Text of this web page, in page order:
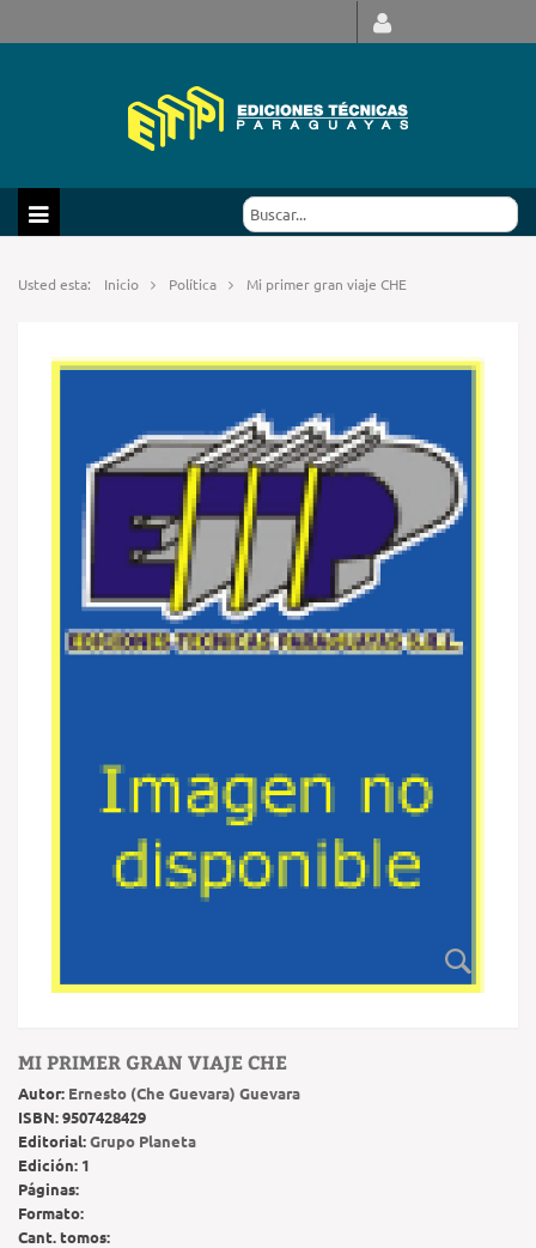
Usted esta: Inicio Política Mi primer gran viaje CHE
MI PRIMER GRAN VIAJE CHE
Autor: Ernesto (Che Guevara) Guevara
ISBN:9507428429
Editorial:Grupo Planeta
Edición: 1
Páginas:
Formato:
Cant. tomos: